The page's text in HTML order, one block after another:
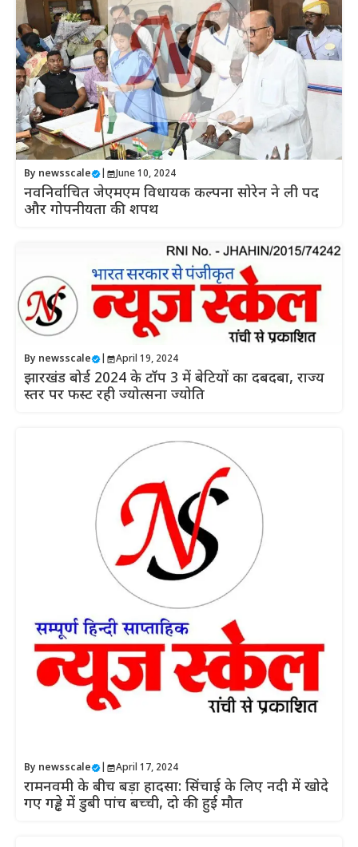
By newsscale June 10, 2024
नवनिर्वाचित जेएमएम विधायक कल्पना सोरेन ने ली पद
और गोपनीयता की शपथ
By newsscale April 19, 2024
झारखंड बोर्ड 2024 के टॉप 3 में बेटियों का दबदबा, राज्य
स्तर पर फस्ट रही ज्योत्सना ज्योति
By newsscale April 17, 2024
रामनवमी के बीच बड़ा हादसा: सिंचाई के लिए नदी में खोदे
गए गड्ढे में डुबी पांच बच्ची, दो की हुई मौत